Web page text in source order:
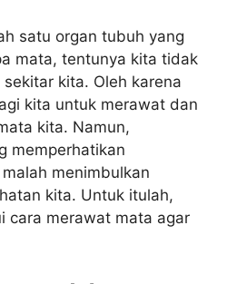
satu organ tubuh yang
mata, tentunya kita tidak
kita. Oleh karena
kita untuk merawat dan
kita. Namun,
memperhatikan
menimbulkan
kita. Untuk itulah,
cara merawat mata agar